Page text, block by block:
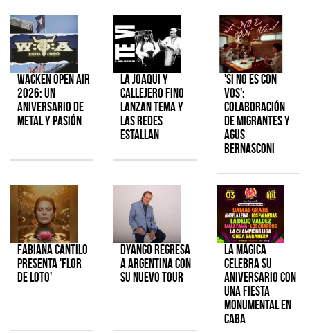
Wacken Open Air
2026: Un
aniversario de
metal y pasión
La Joaqui y
Callejero Fino
lanzan tema y
las redes
estallan
'Si No Es Con
Vos':
colaboración
de Migrantes y
Agus
Bernasconi
Fabiana Cantilo
presenta 'Flor
de Loto'
Dyango regresa
a Argentina con
su nuevo tour
La Mágica
celebra su
aniversario con
una fiesta
monumental en
CABA